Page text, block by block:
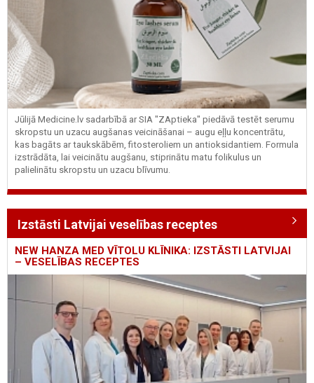
Jūlijā Medicine.lv sadarbībā ar SIA "ZAptieka" piedāvā testēt serumu
skropstu un uzacu augšanas veicināšanai – augu eļļu koncentrātu,
kas bagāts ar taukskābēm, fitosteroliem un antioksidantiem. Formula
izstrādāta, lai veicinātu augšanu, stiprinātu matu folikulus un
palielinātu skropstu un uzacu blīvumu.
Izstāsti Latvijai veselības receptes
NEW HANZA MED VĪTOLU KLĪNIKA: IZSTĀSTI LATVIJAI
– VESELĪBAS RECEPTES